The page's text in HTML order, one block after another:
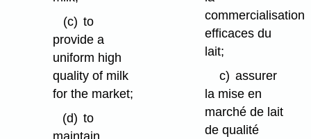
(c) to
provide a
uniform high
quality of milk
for the market;
(d) to
commercialisation
efficaces du
lait;
c) assurer
la mise en
marché de lait
de qualité